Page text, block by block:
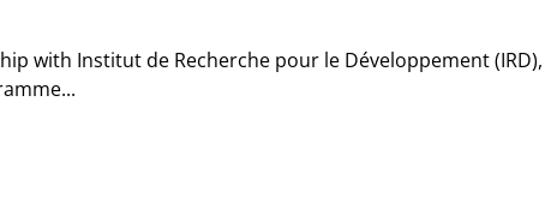
with Institut de Recherche pour le Développement (IRD),